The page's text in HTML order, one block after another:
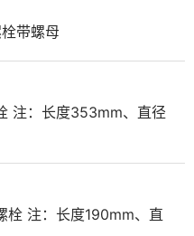
带螺母
注：长度353mm、直径
栓 注：长度190mm、直